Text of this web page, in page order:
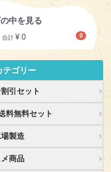
中を見る
0
合計 ¥ 0
テゴリー
引セット
料無料セット
製造
商品